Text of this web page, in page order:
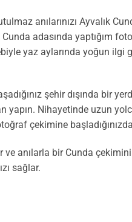
anılarınızı Ayvalık
adasında yaptığım
yaz aylarında yoğun ilgi
şehir dışında bir
yapın. Nihayetinde uzun
çekimine
anılarla bir Cunda
sağlar.